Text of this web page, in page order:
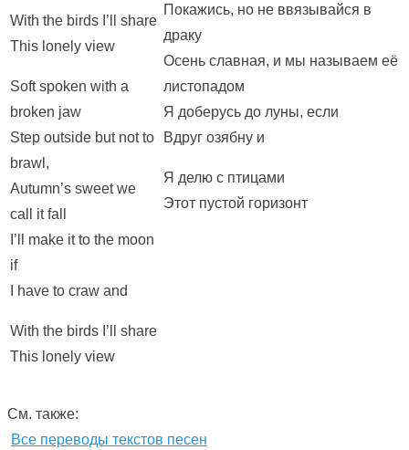
With the birds I’ll share
This lonely view
Soft spoken with a
broken jaw
Step outside but not to
brawl,
Autumn’s sweet we
call it fall
I’ll make it to the moon
if
I have to craw and
With the birds I’ll share
This lonely view
Покажись, но не ввязывайся в
драку
Осень славная, и мы называем её
листопадом
Я доберусь до луны, если
Вдруг озябну и
Я делю с птицами
Этот пустой горизонт
См. также:
Все переводы текстов песен